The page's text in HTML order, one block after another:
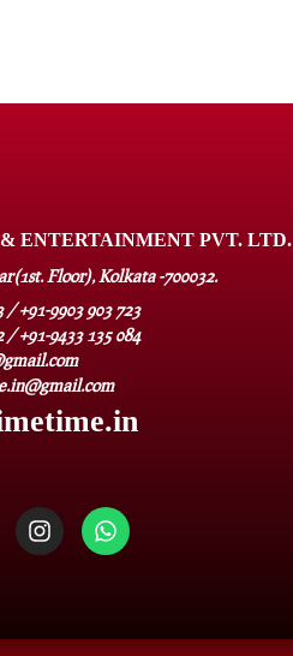
ENTERTAINMENT PVT. LTD.
Floor), Kolkata -700032.
/ +91-9903 903 723
/ +91-9433 135 084